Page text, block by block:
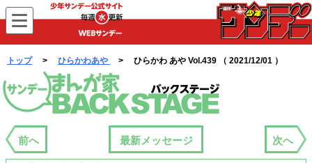
WEBサンデー
トップ> ひらかわあや > ひらかわ あや Vol.439 （ 2021/12/01 ）
まんが家バックステージ
前へ 最新メッセージ 次へ